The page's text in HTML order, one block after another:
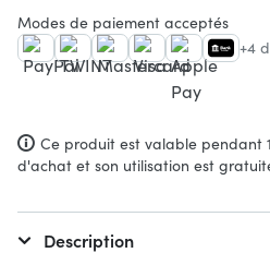
Modes de paiement acceptés
+4
Ce produit est valable pendant
d'achat et son utilisation est
Description